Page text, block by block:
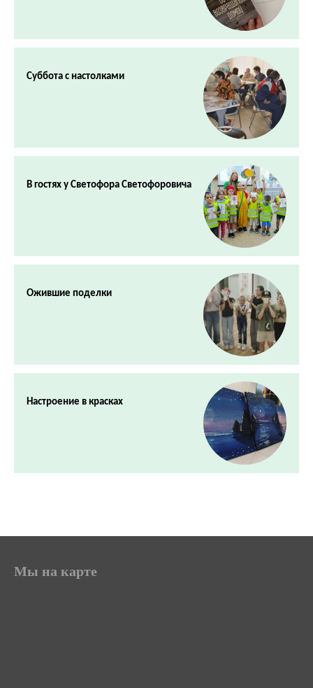
Суббота с настолками
В гостях у Светофора Светофоровича
Ожившие поделки
Настроение в красках
Мы на карте